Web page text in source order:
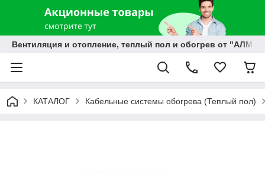
Вентиляция и отопление, теплый пол и обогрев от
КАТАЛОГ Кабельные системы обогрева (Теплый пол)